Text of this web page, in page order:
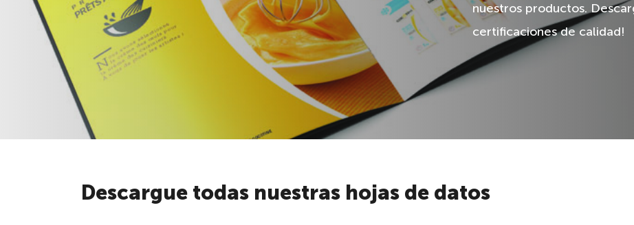
nuestros productos.
certificaciones de calidad!
Descargue todas nuestras hojas de datos